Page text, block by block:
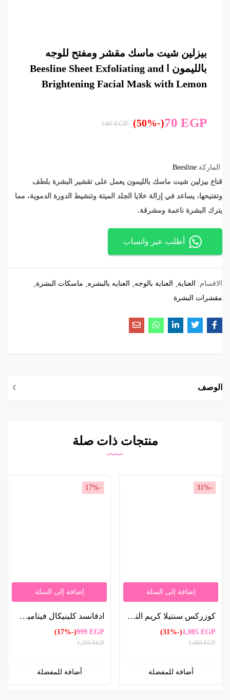
بيزلين شيت ماسك مقشر ومفتح للوجه
بالليمون ا Beesline Sheet Exfoliating and
Brightening Facial Mask with Lemon
70 EGP
(-50%)
140EGP
الماركة:Beesline
قناع بيزلين شيت ماسك بالليمون يعمل على تقشير البشرة بلطف
وتفتيحها، يساعد في إزالة خلايا الجلد الميتة وتنشيط الدورة الدموية، مما
يترك البشرة ناعمة ومشرقة.
أطلب عبر واتساب
الاقسام: العناية العناية بالوجه العنايه بالبشره
ماسكات البشرة
مقشرات البشرة
الوصف
منتجات ذات صلة
إضافة إلى السلة
-31%
كوزركس سنتيلا كريم الترميم بالسيكا 30 جرام | COSRX Centella Blemish Cream with Cica 30g
1,005 EGP
(-31%)
1,460EGP
أضافة للمفضلة
إضافة إلى السلة
-17%
ادفانسد كلينيكال فيتامين سي سيروم مضاد للشيخوخة 52 ملل | Advanced Clinicals Vitamin C Anti-Aging Serum 52ml
999 EGP
(-17%)
1,200EGP
أضافة للمفضلة